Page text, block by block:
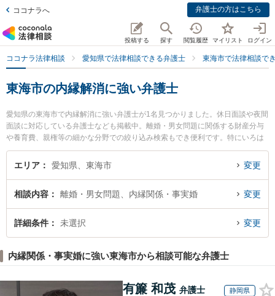
ココナラへ 弁護士の方はこちら
投稿する 探す 閲覧履歴 マイリスト ログイン
ココナラ法律相談 愛知県で法律相談できる弁護士 東海市で法律相談で
東海市の内縁解消に強い弁護士
愛知県の東海市で内縁解消に強い弁護士が1名見つかりました。休日面談や夜間
面談に対応している弁護士なども掲載中。離婚・男女問題に関係する財産分与
や養育費、親権等の細かな分野での絞り込み検索もでき便利です。特にいろは
法律事務所の林 佳宏弁護士のプロフィール情報や弁護士費用、強みなどが注目
されています。『東海市で土日や夜間に発生した内縁解消のトラブルを今すぐ
に相談予約したい』などでお困りの相談者さんにおすすめです。
エリア 愛知県、東海市 変更
相談内容 離婚・男女問題、内縁関係・事実婚 変更
詳細条件 未選択 変更
内縁関係・事実婚に強い東海市から相談可能な弁護士
有簾 和茂 弁護士 静岡県